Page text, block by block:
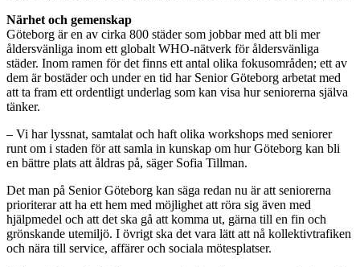
Närhet och gemenskap
Göteborg är en av cirka 800 städer som jobbar med att bli mer
åldersvänliga inom ett globalt WHO-nätverk för åldersvänliga
städer. Inom ramen för det finns ett antal olika fokusområden; ett av
dem är bostäder och under en tid har Senior Göteborg arbetat med
att ta fram ett ordentligt underlag som kan visa hur seniorerna själva
tänker.
– Vi har lyssnat, samtalat och haft olika workshops med seniorer
runt om i staden för att samla in kunskap om hur Göteborg kan bli
en bättre plats att åldras på, säger Sofia Tillman.
Det man på Senior Göteborg kan säga redan nu är att seniorerna
prioriterar att ha ett hem med möjlighet att röra sig även med
hjälpmedel och att det ska gå att komma ut, gärna till en fin och
grönskande utemiljö. I övrigt ska det vara lätt att nå kollektivtrafiken
och nära till service, affärer och sociala mötesplatser.